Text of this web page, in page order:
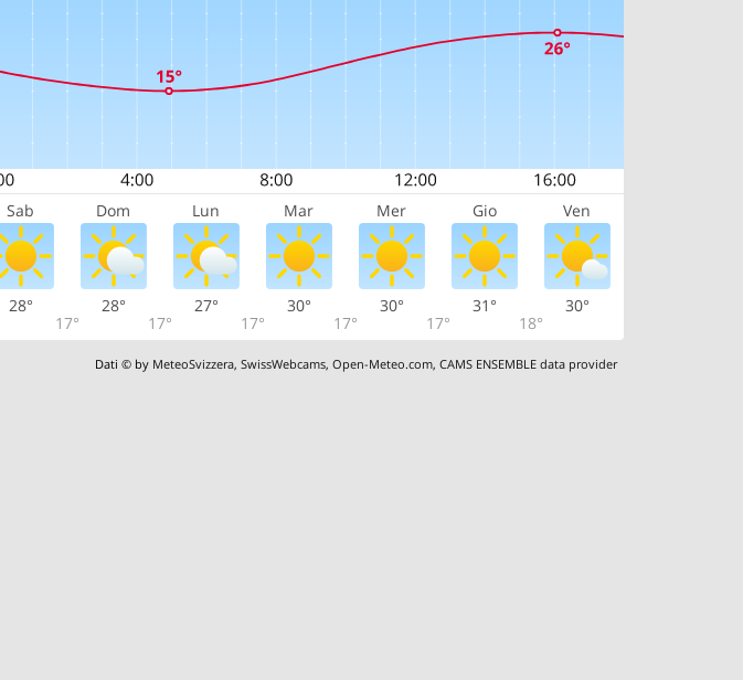
Sab Dom Lun Mar Mer Gio Ven
28°
17°
28°
17°
27°
17°
30°
17°
30°
17°
31°
18°
30°
Dati © by MeteoSvizzera,SwissWebcams,Open-Meteo.com,CAMS ENSEMBLE data provider